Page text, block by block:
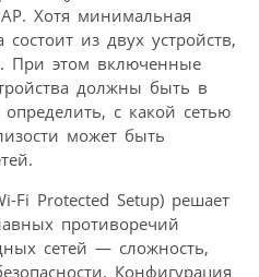
АР. Хотя минимальная
из двух устройств,
При этом включенные
должны быть в
с какой сетью
может быть
Fi Protected Setup) решает
противоречий
сетей — сложность,
Конфигурация